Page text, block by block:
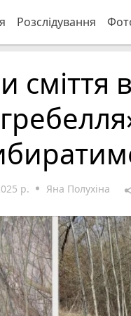
Розслідування
сміття
р. Яна Полухіна